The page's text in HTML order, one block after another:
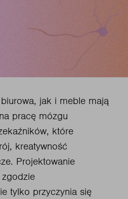
jak i meble mają
pracę mózgu
które
kreatywność
Projektowanie
tylko przyczynia się